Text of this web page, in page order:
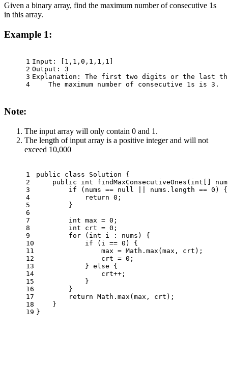
Given a binary array, find the maximum number of consecutive 1s
in this array.
Example 1:
1
2
3
4
Input: [1,1,0,1,1,1]
Output: 3
Explanation: The first two digits or the last
    The maximum number of consecutive 1s is 3.
Note:
The input array will only contain 0 and 1.
The length of input array is a positive integer and will not
exceed 10,000
1
2
3
4
5
6
7
8
9
10
11
12
13
14
15
16
17
18
19
public class Solution {
public
int findMaxConsecutiveOnes ( int []
if (nums == null || nums.length == 0 ) {
return 0 ;
        }
int max = 0 ;
int
crt = 0 ;
for ( int i : nums) {
if (i == 0 ) {
                max = Math.max(max, crt);
                crt =
0 ;
            }
else {
                crt++;
            }
        }
return Math.max(max, crt);
    }
}